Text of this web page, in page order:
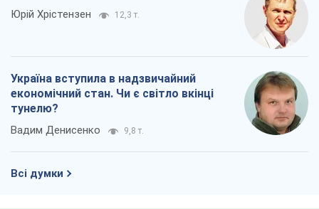
Юрій Хрістензен 12,3 т.
Україна вступила в надзвичайний
економічний стан. Чи є світло вкінці
тунелю?
Вадим Денисенко 9,8 т.
Всі думки